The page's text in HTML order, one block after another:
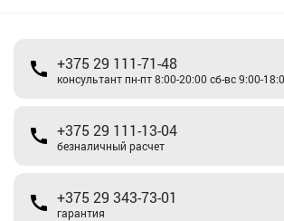
+375 29 111-71-48
консультант пн-пт 8:00-20:00 сб-вс 9:00-
+375 29 111-13-04
безналичный расчет
+375 29 343-73-01
гарантия